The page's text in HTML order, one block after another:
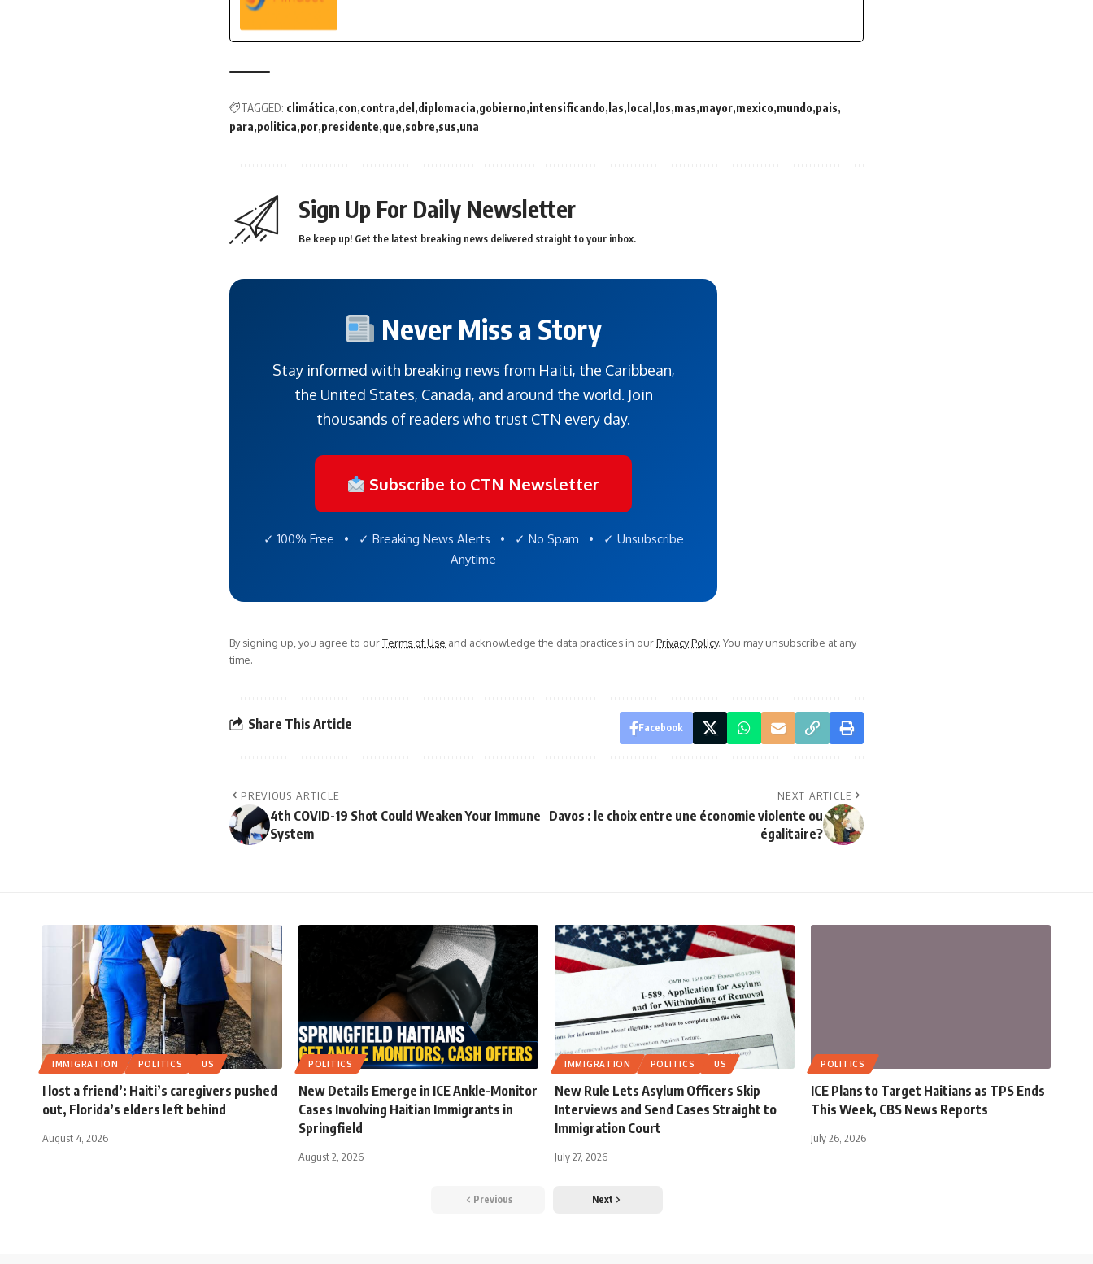
TAGGED: climática con contra del diplomacia gobierno intensificando las local los mas mayor mexico mundo pais
para politica por presidente que sobre sus una
Sign Up For Daily Newsletter
Be keep up! Get the latest breaking news delivered straight to your inbox.
Never Miss a Story
Stay informed with breaking news from Haiti, the Caribbean,
the United States, Canada, and around the world. Join
thousands of readers who trust CTN every day.
Subscribe to CTN Newsletter
✓ 100% Free • ✓ Breaking News Alerts • ✓ No Spam • ✓ Unsubscribe
Anytime
By signing up, you agree to ourTerms of Use and acknowledge the data practices in ourPrivacy Policy. You may unsubscribe at any
time.
Share This Article Facebook
PREVIOUS ARTICLE
4th COVID-19 Shot Could Weaken Your Immune
System
NEXT ARTICLE
Davos : le choix entre une économie violente ou
égalitaire?
IMMIGRATION POLITICS US
I lost a friend’: Haiti’s caregivers pushed
out, Florida’s elders left behind
August 4, 2026
POLITICS
New Details Emerge in ICE Ankle-Monitor
Cases Involving Haitian Immigrants in
Springfield
August 2, 2026
IMMIGRATION POLITICS US
New Rule Lets Asylum Officers Skip
Interviews and Send Cases Straight to
Immigration Court
July 27, 2026
POLITICS
ICE Plans to Target Haitians as TPS Ends
This Week, CBS News Reports
July 26, 2026
Previous Next